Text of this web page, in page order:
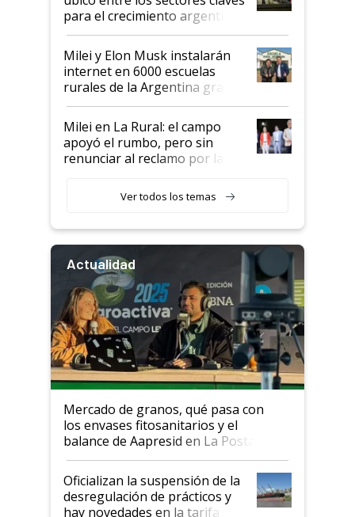
para el crecimiento argentino
Milei y Elon Musk instalarán
internet en 6000 escuelas
rurales de la Argentina gracias
a un acuerdo con Starlink
Milei en La Rural: el campo
apoyó el rumbo, pero sin
renunciar al reclamo por las
Ver todos los temas
Actualidad
Mercado de granos, qué pasa con
los envases fitosanitarios y el
balance de Aapresid en La Posta
Oficializan la suspensión de la
desregulación de prácticos y
hay novedades en la tarifa de